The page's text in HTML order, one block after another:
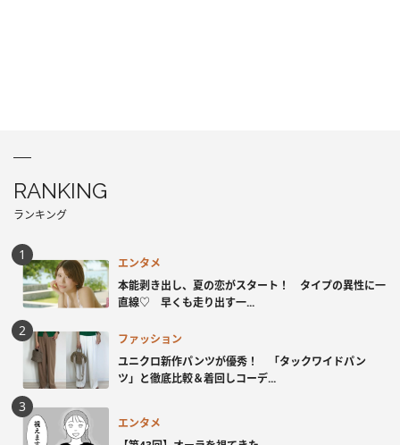
RANKING
ランキング
エンタメ
本能剥き出し、夏の恋がスタート！ タイプの異性に一
直線♡ 早くも走り出す一...
ファッション
ユニクロ新作パンツが優秀！ 「タックワイドパン
ツ」と徹底比較＆着回しコーデ...
エンタメ